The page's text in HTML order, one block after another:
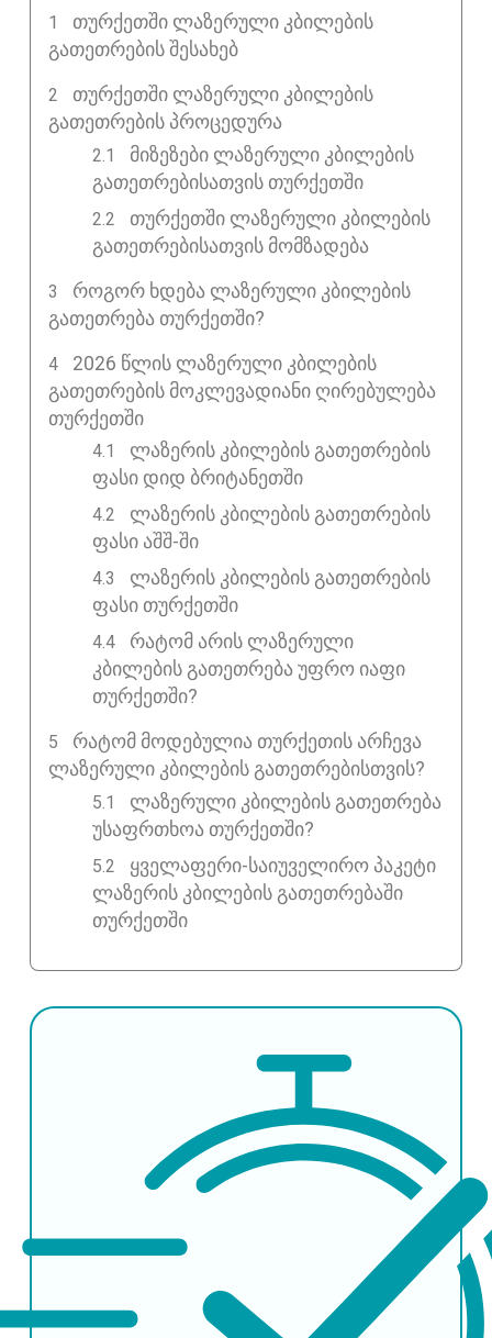
ᲗᲣᲠᲥᲔᲗᲨᲘ ᲚᲐᲖᲔᲠᲣᲚᲘ ᲙᲑᲘᲚᲔᲑᲘᲡ
ᲒᲐᲗᲔᲗᲠᲔᲑᲘᲡ ᲨᲔᲡᲐᲮᲔᲑ
ᲗᲣᲠᲥᲔᲗᲨᲘ ᲚᲐᲖᲔᲠᲣᲚᲘ ᲙᲑᲘᲚᲔᲑᲘᲡ
ᲒᲐᲗᲔᲗᲠᲔᲑᲘᲡ ᲞᲠᲝᲪᲔᲓᲣᲠᲐ
მიზეზები ლაზერული კბილების
გათეთრებისათვის თურქეთში
თურქეთში ლაზერული კბილების
გათეთრებისათვის მომზადება
ᲠᲝᲒᲝᲠ ᲮᲓᲔᲑᲐ ᲚᲐᲖᲔᲠᲣᲚᲘ ᲙᲑᲘᲚᲔᲑᲘᲡ
ᲒᲐᲗᲔᲗᲠᲔᲑᲐ ᲗᲣᲠᲥᲔᲗᲨᲘ?
2026 ᲬᲚᲘᲡ ᲚᲐᲖᲔᲠᲣᲚᲘ ᲙᲑᲘᲚᲔᲑᲘᲡ
ᲒᲐᲗᲔᲗᲠᲔᲑᲘᲡ ᲛᲝᲙᲚᲔᲕᲐᲓᲘᲐᲜᲘ ᲦᲘᲠᲔᲑᲣᲚᲔᲑᲐ
ᲗᲣᲠᲥᲔᲗᲨᲘ
ლაზერის კბილების გათეთრების
ფასი დიდ ბრიტანეთში
ლაზერის კბილების გათეთრების
ფასი აშშ-ში
ლაზერის კბილების გათეთრების
ფასი თურქეთში
რატომ არის ლაზერული
კბილების გათეთრება უფრო იაფი
თურქეთში?
ᲠᲐᲢᲝᲛ ᲛᲝᲓᲔᲑᲣᲚᲘᲐ ᲗᲣᲠᲥᲔᲗᲘᲡ ᲐᲠᲩᲔᲕᲐ
ᲚᲐᲖᲔᲠᲣᲚᲘ ᲙᲑᲘᲚᲔᲑᲘᲡ ᲒᲐᲗᲔᲗᲠᲔᲑᲘᲡᲗᲕᲘᲡ?
ლაზერული კბილების გათეთრება
უსაფრთხოა თურქეთში?
ყველაფერი-საიუველირო პაკეტი
ლაზერის კბილების გათეთრებაში
თურქეთში